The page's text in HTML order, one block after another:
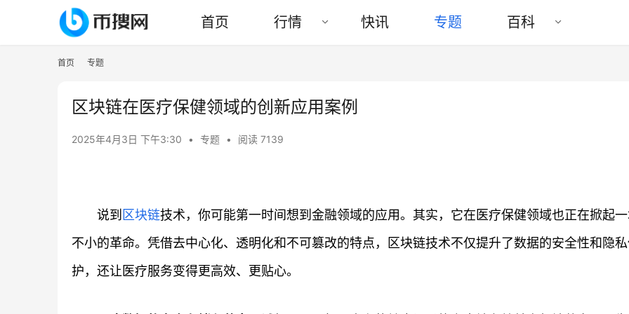
首页 行情 快讯 专题 百科
首页 专题
区块链在医疗保健领域的创新应用案例
2025年4月3日 下午3:30 • 专题 • 阅读 7139
说到 区块链技术，你可能第一时间想到金融领域的应用。其实，它在医疗保健领域也正在掀起
不小的革命。凭借去中心化、透明化和不可篡改的特点，区块链技术不仅提升了数据的安全性和隐
护，还让医疗服务变得更高效、更贴心。